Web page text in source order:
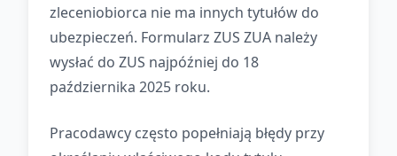
zleceniobiorca nie ma innych tytułów do
ubezpieczeń. Formularz ZUS ZUA należy
wysłać do ZUS najpóźniej do 18
października 2025 roku.
Pracodawcy często popełniają błędy przy